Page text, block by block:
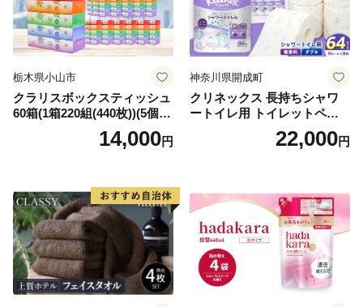
栃木県小山市
クラリスボックスティッシュ
60箱(1箱220組(440枚))(5個入
り×12セット)【1256759】
14,000円
神奈川県開成町
クリネックス 長持ちシャワ
ートイレ用 トイレットペー
パー（ダブル）64ロール(8ロ
ール×8パック) 開成町 トイレ
蓄 防災 エコ 消耗品 生活雑貨
生活用品 無香料 トイレット
ペーパー ダブル といれっと
ぺーぱー トイレ クレシア ト
イレットペーパー [BDBH002
-1]
22,000円